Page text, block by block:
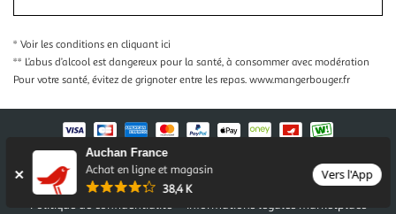
Auchan France
Achat en ligne et magasin
38,4 K
Vers l'App
* Voir les conditions en cliquant ici
** L’abus d’alcool est dangereux pour la santé, à consommer avec modération
Pour votre santé, évitez de grignoter entre les repas. www.mangerbouger.fr
Nos conditions générales
Mentions légales
Conditions des offres et promotions
Gérer mes préférences
Politique de confidentialité
Informations légales marketplace